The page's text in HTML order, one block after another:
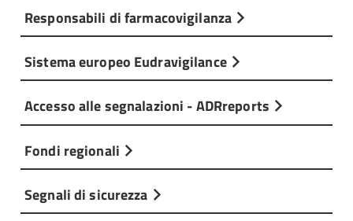
Responsabili di farmacovigilanza
Sistema europeo Eudravigilance
Accesso alle segnalazioni - ADRreports
Fondi regionali
Segnali di sicurezza